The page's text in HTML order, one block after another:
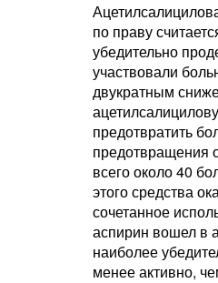
по праву
убедительно
участвовали
двукратным
предотвратить
предотвращения
всего около 40
этого средства
сочетанное
аспирин вошел в
наиболее
менее активно,